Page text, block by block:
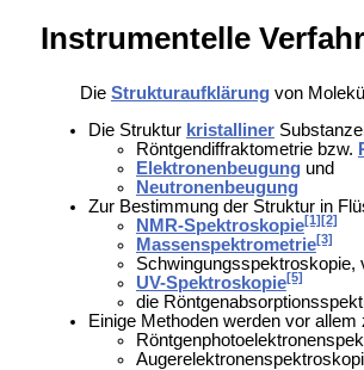
Instrumentelle
Die Strukturaufklärungvon
Die Struktur kristalliner
Röntgendiffraktometrie bzw.
Elektronenbeugungund
Neutronenbeugung
Zur Bestimmung der Struktur in
NMR-Spektroskopie[1][2]
Massenspektrometrie[3]
Schwingungsspektroskopie,
UV-Spektroskopie[5]
die
Einige Methoden werden vor